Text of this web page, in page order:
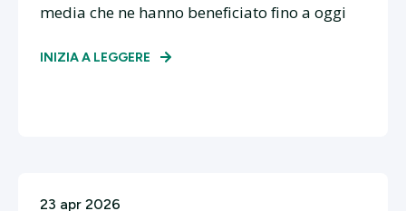
media che ne hanno beneficiato fino a oggi
INIZIA A LEGGERE
23 apr 2026